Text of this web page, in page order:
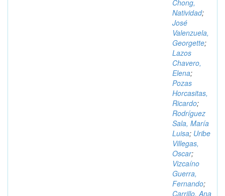
Chong,
Natividad;
José
Valenzuela,
Georgette;
Lazos
Chavero,
Elena;
Pozas
Horcasitas,
Ricardo;
Rodríguez
Sala, María
Luisa; Uribe
Villegas,
Oscar;
Vizcaíno
Guerra,
Fernando;
Carrillo, Ana